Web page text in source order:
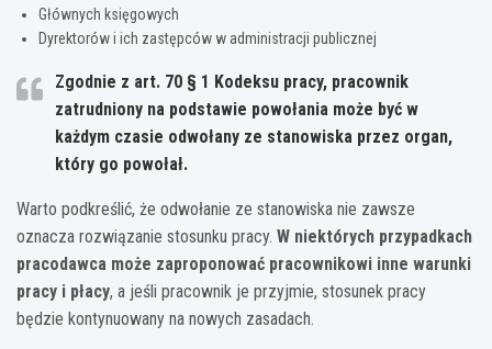
Głównych księgowych
Dyrektorów i ich zastępców w administracji publicznej
Zgodnie z art. 70 § 1 Kodeksu pracy, pracownik
zatrudniony na podstawie powołania może być w
każdym czasie odwołany ze stanowiska przez organ,
który go powołał.
Warto podkreślić, że odwołanie ze stanowiska nie zawsze
oznacza rozwiązanie stosunku pracy. W niektórych przypadkach
pracodawca może zaproponować pracownikowi inne warunki
pracy i płacy, a jeśli pracownik je przyjmie, stosunek pracy
będzie kontynuowany na nowych zasadach.